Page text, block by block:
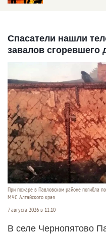
Спасатели нашли
завалов сгоревшего
При пожаре в Павловском районе погибла
МЧС Алтайского края
7 августа 2026 в 11:10
В селе Чернопятово